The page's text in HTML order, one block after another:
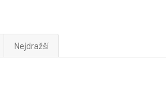
Nejdražší